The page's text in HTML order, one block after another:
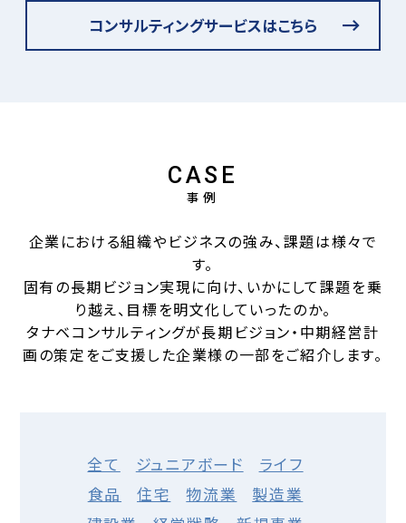
コンサルティングサービスはこちら
CASE
事例
企業における組織やビジネスの強み、課題は様々で
す。
固有の長期ビジョン実現に向け、いかにして課題を乗
り越え、目標を明文化していったのか。
タナベコンサルティングが長期ビジョン・中期経営計
画の策定をご支援した企業様の一部をご紹介します。
全て ジュニアボード
ライフ
食品
住宅 物流業
製造業